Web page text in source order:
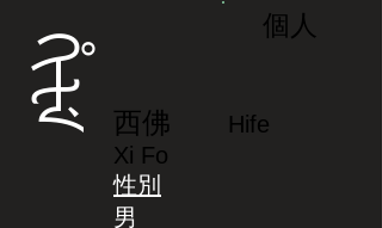
ᡥᡳᡶᡝ
個人
西佛
Hife
Xi Fo
性別
男